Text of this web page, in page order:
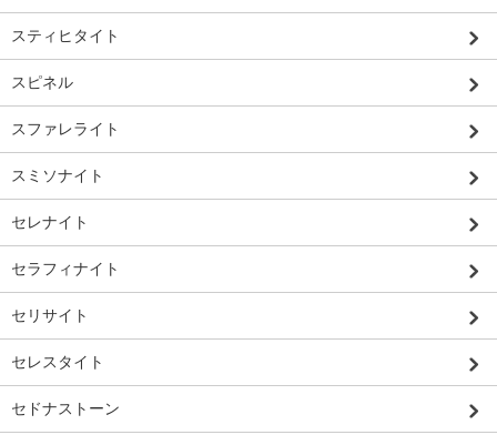
スティヒタイト
スピネル
スファレライト
スミソナイト
セレナイト
セラフィナイト
セリサイト
セレスタイト
セドナストーン